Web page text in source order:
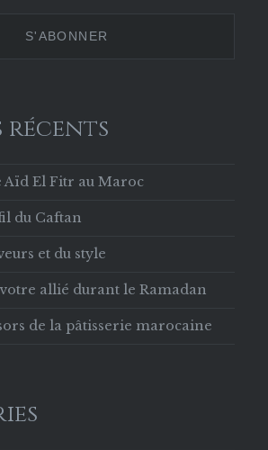
Aïd El Fitr au Maroc
du Caftan
et du style
allié durant le Ramadan
de la pâtisserie marocaine